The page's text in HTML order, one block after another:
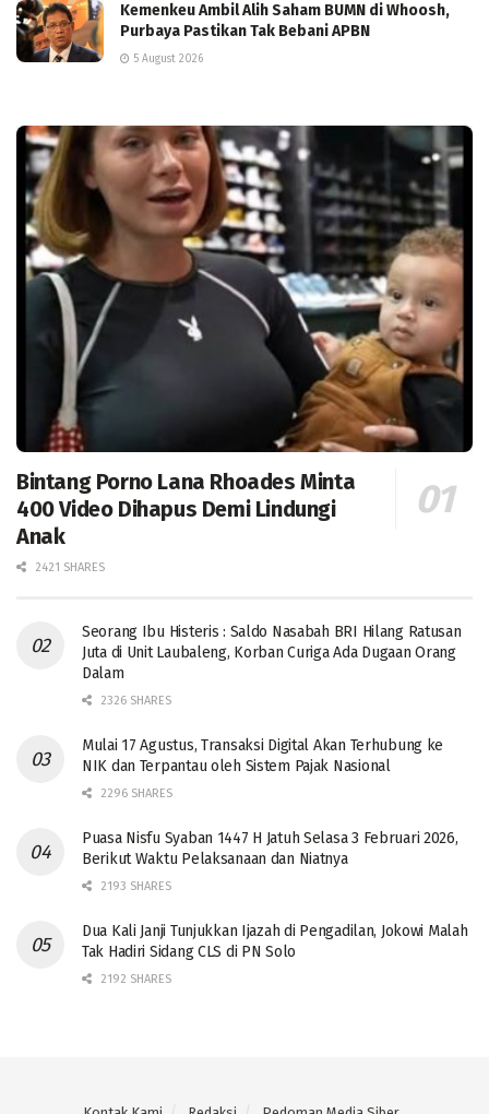
Kemenkeu Ambil Alih Saham BUMN di Whoosh,
Purbaya Pastikan Tak Bebani APBN
5 August 2026
Bintang Porno Lana Rhoades Minta
400 Video Dihapus Demi Lindungi
Anak
2421 SHARES
Seorang Ibu Histeris : Saldo Nasabah BRI Hilang Ratusan
Juta di Unit Laubaleng, Korban Curiga Ada Dugaan Orang
Dalam
2326 SHARES
Mulai 17 Agustus, Transaksi Digital Akan Terhubung ke
NIK dan Terpantau oleh Sistem Pajak Nasional
2296 SHARES
Puasa Nisfu Syaban 1447 H Jatuh Selasa 3 Februari 2026,
Berikut Waktu Pelaksanaan dan Niatnya
2193 SHARES
Dua Kali Janji Tunjukkan Ijazah di Pengadilan, Jokowi Malah
Tak Hadiri Sidang CLS di PN Solo
2192 SHARES